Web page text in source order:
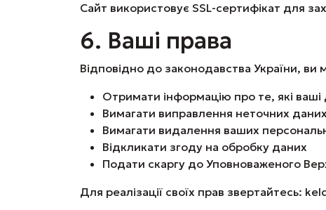
Сайт використовує SSL-сертифікат для
6. Ваші права
Відповідно до законодавства України, ви
Отримати інформацію про те, які
Вимагати виправлення неточних даних
Вимагати видалення ваших
Відкликати згоду на обробку даних
Подати скаргу до Уповноваженого
Для реалізації своїх прав звертайтесь: